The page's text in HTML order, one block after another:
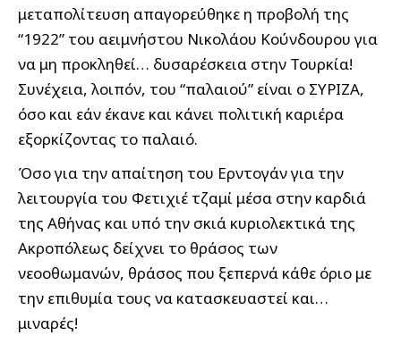
μεταπολίτευση απαγορεύθηκε η προβολή της
“1922” του αειμνήστου Νικολάου Κούνδουρου για
να μη προκληθεί… δυσαρέσκεια στην Τουρκία!
Συνέχεια, λοιπόν, του “παλαιού” είναι ο ΣΥΡΙΖΑ,
όσο και εάν έκανε και κάνει πολιτική καριέρα
εξορκίζοντας το παλαιό.
Όσο για την απαίτηση του Ερντογάν για την
λειτουργία του Φετιχιέ τζαμί μέσα στην καρδιά
της Αθήνας και υπό την σκιά κυριολεκτικά της
Ακροπόλεως δείχνει το θράσος των
νεοοθωμανών, θράσος που ξεπερνά κάθε όριο με
την επιθυμία τους να κατασκευαστεί και…
μιναρές!